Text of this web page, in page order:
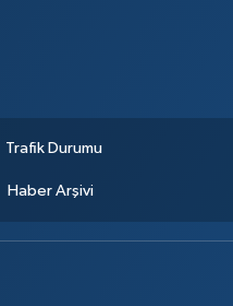
Trafik Durumu
Haber Arşivi